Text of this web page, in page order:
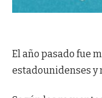
El año pasado fue
estadounidenses y